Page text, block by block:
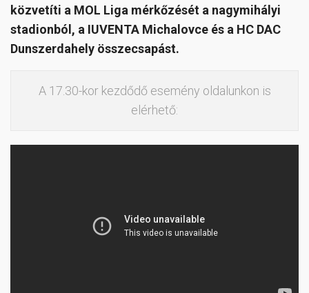
közvetíti a MOL Liga mérkőzését a nagymihályi
stadionból, a IUVENTA Michalovce és a HC DAC
Dunszerdahely összecsapást.
A 17.30-kor kezdődő esemény oldalunkon is
elérhető: